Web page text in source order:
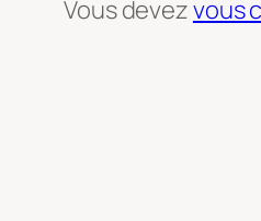
Vous devezvous